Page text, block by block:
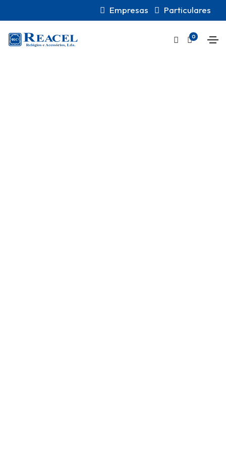
Empresas Particulares
0